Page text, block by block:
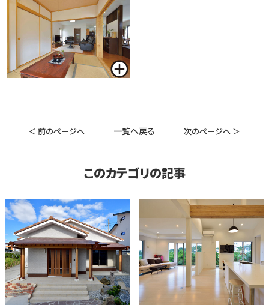
＜ 前のページへ 一覧へ戻る 次のページへ ＞
このカテゴリの記事